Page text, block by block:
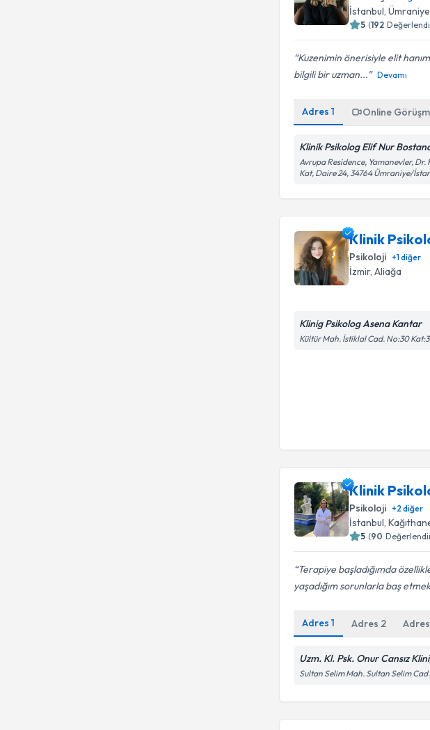
İstanbul , Ümraniye
5 (192
Kuzenimin önerisiyle elit
bilgili bir uzman...
Devamı
Adres1 Online
Klinik Psikolog Elif Nur
Avrupa Residence, Yamanevler, Dr.
Kat, Daire 24, 34764 Ümraniye/
Klinik
Psikoloji +1diğer
İzmir, Aliağa
Klinig Psikolog Asena Kantar
Kültür Mah. İstiklal Cad. No:30
Klinik
Psikoloji +2 diğer
İstanbul,
5 (90
Terapiye başladığımda
yaşadığım sorunlarla baş
Adres1 Adres 2
Uzm. Kl. Psk. Onur Cansız
Sultan Selim Mah. Sultan Selim